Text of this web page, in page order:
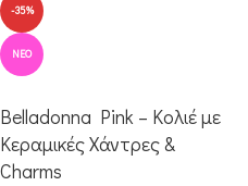
-35%
ΝΈΟ
Belladonna Pink – Κολιέ με
Κεραμικές Χάντρες &
Charms